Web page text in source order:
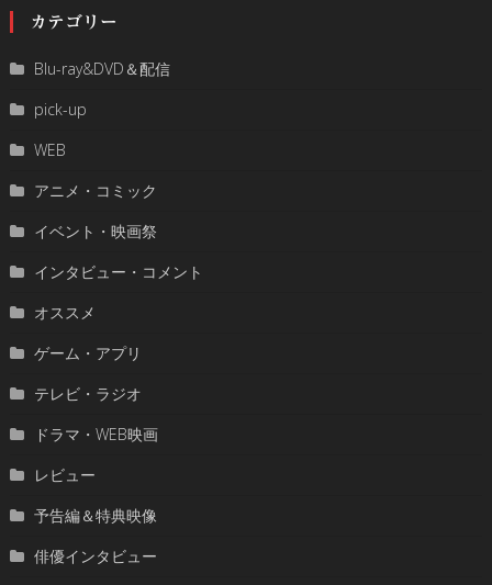
カテゴリー
Blu-ray&DVD＆配信
pick-up
WEB
アニメ・コミック
イベント・映画祭
インタビュー・コメント
オススメ
ゲーム・アプリ
テレビ・ラジオ
ドラマ・WEB映画
レビュー
予告編＆特典映像
俳優インタビュー